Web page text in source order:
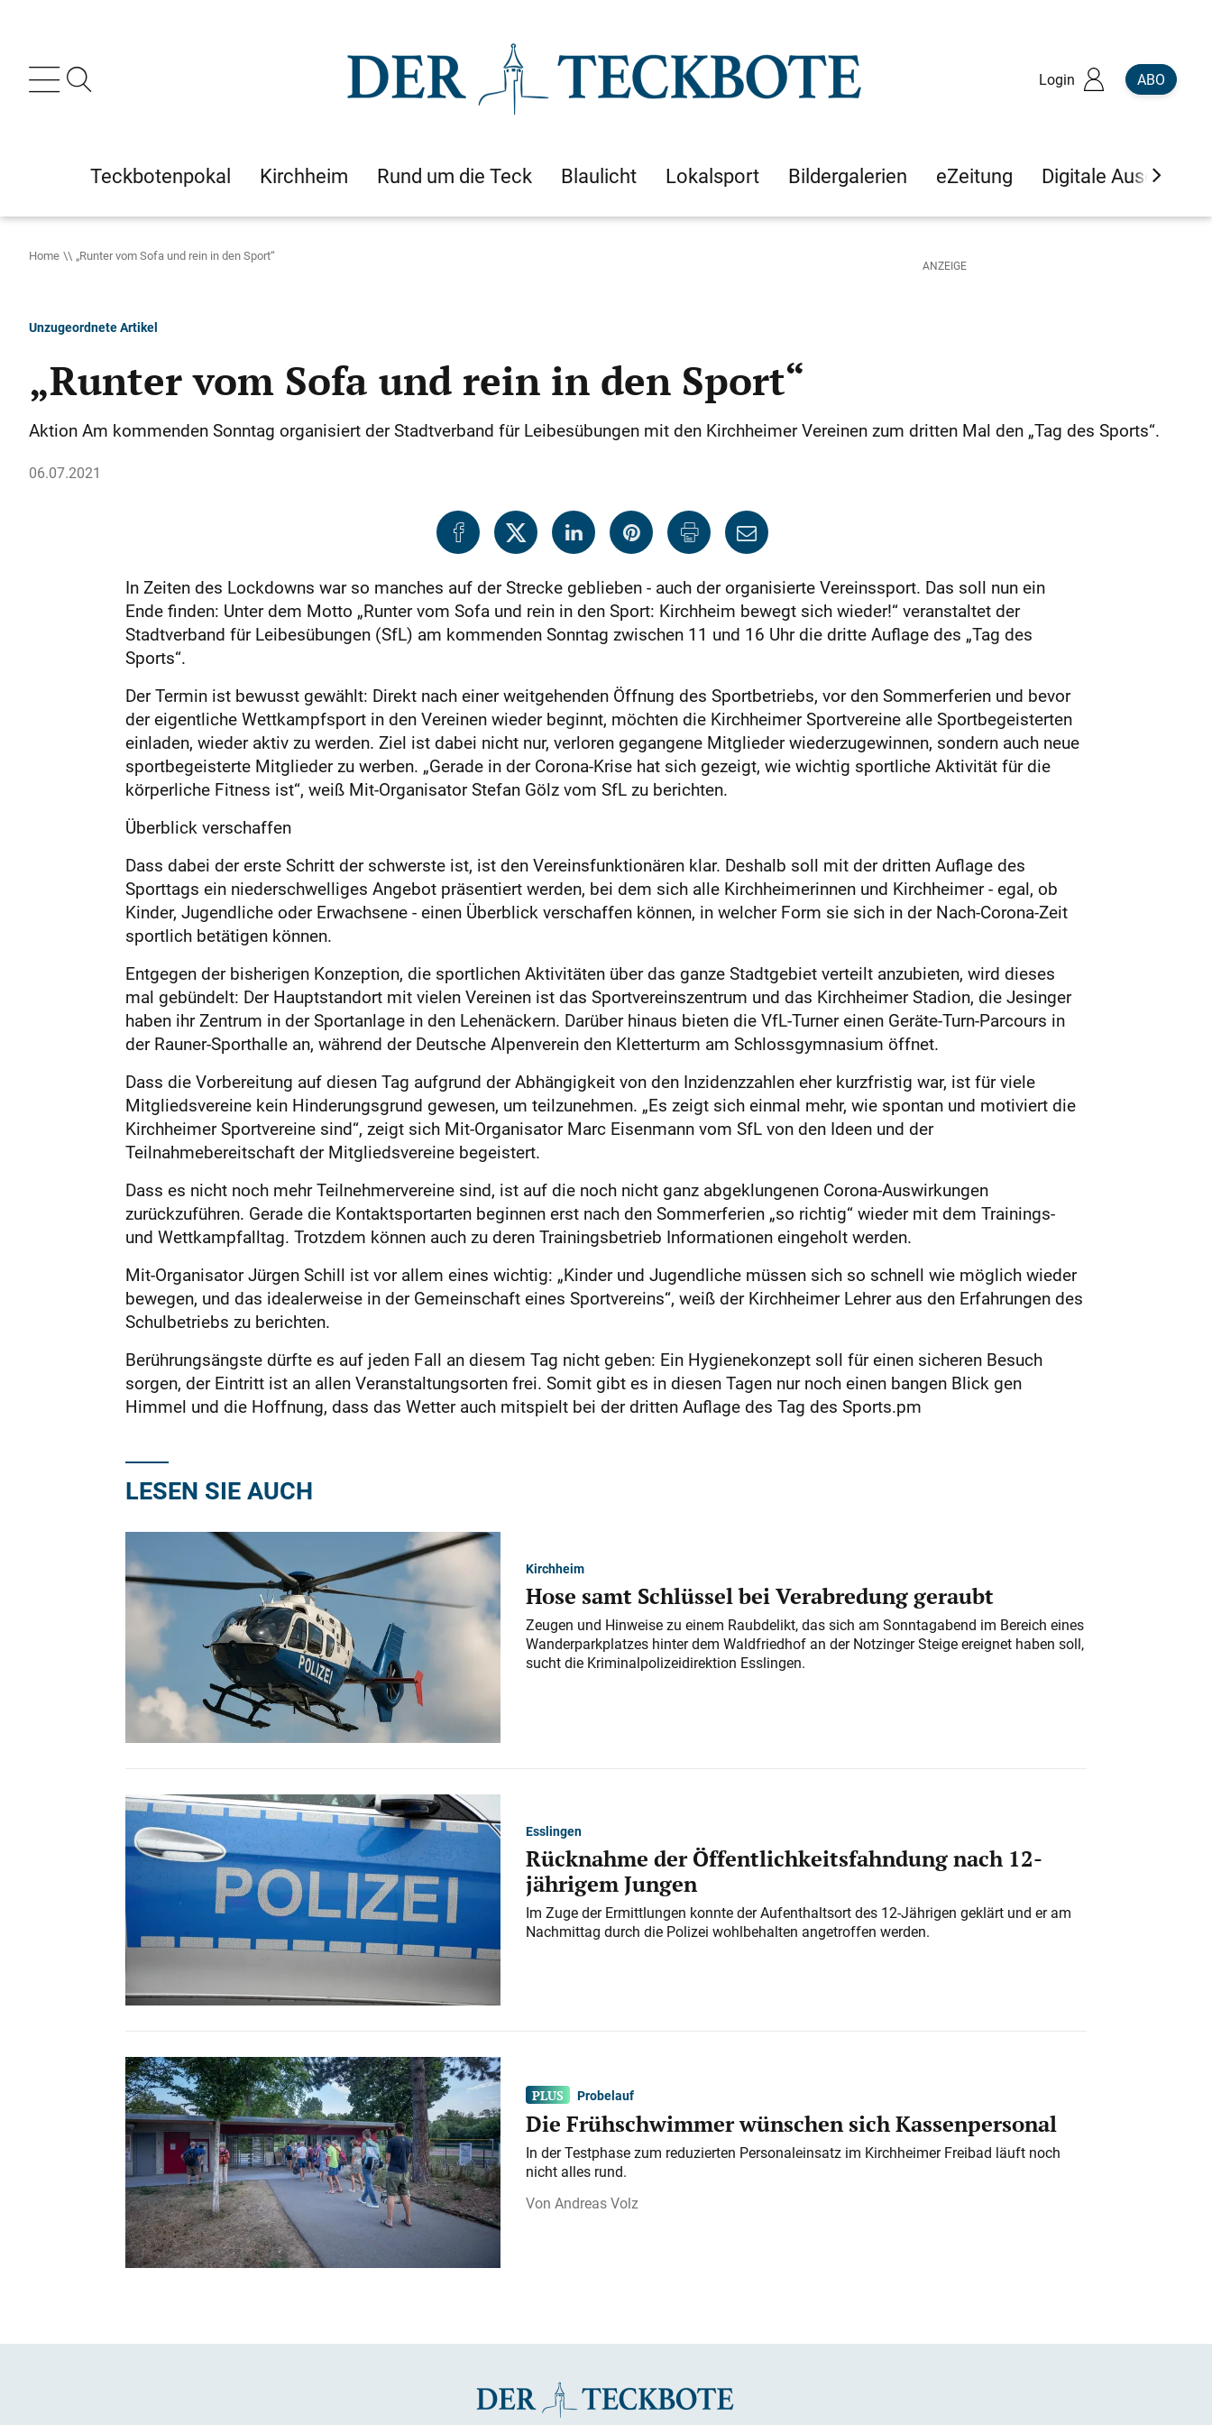
Login ABO
Teckbotenpokal Kirchheim Rund um die Teck Blaulicht Lokalsport Bildergalerien eZeitung Digitale Ausgaben
Home „Runter vom Sofa und rein in den Sport“
Unzugeordnete Artikel
„Runter vom Sofa und rein in den Sport“
Aktion Am kommenden Sonntag organisiert der Stadtverband für Leibesübungen mit den Kirchheimer Vereinen zum dritten Mal den „Tag des Sports“.
06.07.2021
In Zeiten des Lockdowns war so manches auf der Strecke ­geblieben - auch der organisierte Vereinssport. Das soll nun ein
Ende finden: Unter dem Motto „Runter vom Sofa und rein in den Sport: Kirchheim bewegt sich wieder!“ veranstaltet der
Stadtverband für Leibesübungen (SfL) am kommenden Sonntag zwischen 11 und 16 Uhr die ­dritte Auflage des „Tag des
Sports“.
Der Termin ist bewusst gewählt: Direkt nach einer weitgehenden Öffnung des Sportbetriebs, vor den Sommerferien und bevor
der eigentliche Wettkampfsport in den Vereinen wieder beginnt, möchten die Kirchheimer Sportvereine alle Sportbegeisterten
einladen, wieder aktiv zu werden. Ziel ist dabei nicht nur, verloren gegangene Mitglieder wiederzugewinnen, sondern auch neue
sportbegeisterte Mitglieder zu werben. „Gerade in der Corona-Krise hat sich gezeigt, wie wichtig sportliche Aktivität für die
körperliche Fitness ist“, weiß Mit-Organisator Stefan Gölz vom SfL zu berichten.
Überblick verschaffen
Dass dabei der erste Schritt der schwerste ist, ist den Vereinsfunktionären klar. Deshalb soll mit der dritten Auflage des
Sporttags ein niederschwelliges Angebot präsentiert werden, bei dem sich alle Kirchheimerinnen und Kirchheimer - egal, ob
Kinder, Jugendliche oder Erwachsene - einen Überblick verschaffen können, in welcher Form sie sich in der Nach-Corona-­Zeit
sportlich betätigen können.
Entgegen der bisherigen Konzeption, die sportlichen Aktivitäten über das ganze Stadtgebiet verteilt anzubieten, wird dieses
mal gebündelt: Der Hauptstandort mit vielen Vereinen ist das Sportvereinszentrum und das Kirchheimer Stadion, die Jesinger
haben ihr Zentrum in der Sportanlage in den Lehenäckern. Darüber hinaus bieten die VfL-Turner einen Geräte-Turn-Parcours in
der Rauner-Sporthalle an, während der Deutsche Alpenverein den Kletterturm am Schlossgymnasium öffnet.
Dass die Vorbereitung auf diesen Tag aufgrund der Abhängigkeit von den Inzidenzzahlen eher kurzfristig war, ist für viele
Mitgliedsvereine kein Hinderungsgrund gewesen, um teilzunehmen. „Es zeigt sich einmal mehr, wie spontan und motiviert die
Kirchheimer Sportvereine sind“, zeigt sich Mit-Organisator Marc Eisenmann vom SfL von den Ideen und der
Teilnahmebereitschaft der Mitgliedsvereine begeistert.
Dass es nicht noch mehr Teilnehmervereine sind, ist auf die noch nicht ganz abgeklungenen Corona-Auswirkungen
zurückzuführen. Gerade die Kontaktsportarten beginnen erst nach den Sommerferien „so richtig“ wieder mit dem Trainings-
und Wettkampfalltag. Trotzdem können auch zu deren Trainingsbetrieb Informationen eingeholt werden.
Mit-Organisator Jürgen Schill ist vor allem eines wichtig: „Kinder und Jugendliche müssen sich so schnell wie möglich wieder
bewegen, und das idealerweise in der Gemeinschaft eines Sportvereins“, weiß der Kirchheimer Lehrer aus den Erfahrungen des
Schulbetriebs zu berichten.
Berührungsängste dürfte es auf jeden Fall an diesem Tag nicht geben: Ein Hygienekonzept soll für einen sicheren Besuch
sorgen, der Eintritt ist an allen Veranstaltungsorten frei. Somit gibt es in diesen Tagen nur noch einen bangen Blick gen
Himmel und die Hoffnung, dass das Wetter auch mitspielt bei der dritten Auflage des Tag des Sports.pm
LESEN SIE AUCH
Kirchheim
Hose samt Schlüssel bei Verabredung geraubt
Zeugen und Hinweise zu einem Raubdelikt, das sich am Sonntagabend im Bereich eines
Wanderparkplatzes hinter dem Waldfriedhof an der Notzinger Steige ereignet haben soll,
sucht die Kriminalpolizeidirektion Esslingen.
Esslingen
Rücknahme der Öffentlichkeitsfahndung nach 12-
jährigem Jungen
Im Zuge der Ermittlungen konnte der Aufenthaltsort des 12-Jährigen geklärt und er am
Nachmittag durch die Polizei wohlbehalten angetroffen werden.
Probelauf
Die Frühschwimmer wünschen sich Kassenpersonal
In der Testphase zum reduzierten Personaleinsatz im Kirchheimer Freibad läuft noch
nicht alles rund.
Andreas Volz